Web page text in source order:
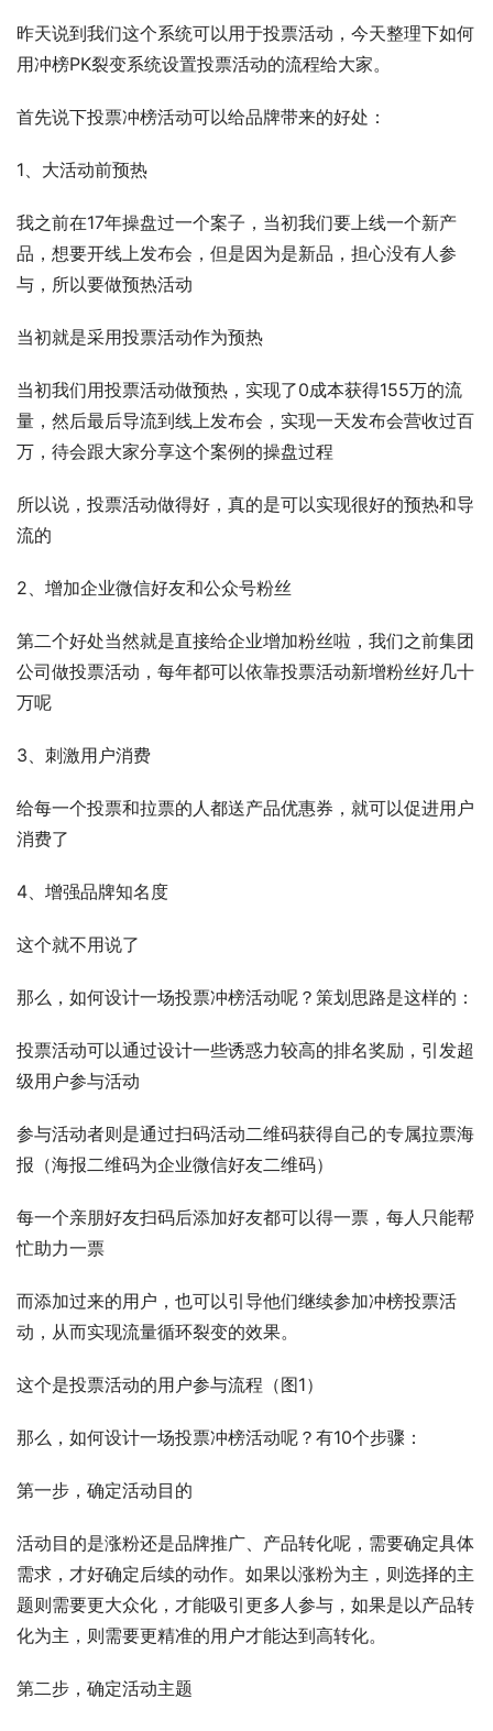
昨天说到我们这个系统可以用于投票活动，今天整理下如何
用冲榜PK裂变系统设置投票活动的流程给大家。
首先说下投票冲榜活动可以给品牌带来的好处：
1、大活动前预热
我之前在17年操盘过一个案子，当初我们要上线一个新产
品，想要开线上发布会，但是因为是新品，担心没有人参
与，所以要做预热活动
当初就是采用投票活动作为预热
当初我们用投票活动做预热，实现了0成本获得155万的流
量，然后最后导流到线上发布会，实现一天发布会营收过百
万，待会跟大家分享这个案例的操盘过程
所以说，投票活动做得好，真的是可以实现很好的预热和导
流的
2、增加企业微信好友和公众号粉丝
第二个好处当然就是直接给企业增加粉丝啦，我们之前集团
公司做投票活动，每年都可以依靠投票活动新增粉丝好几十
万呢
3、刺激用户消费
给每一个投票和拉票的人都送产品优惠券，就可以促进用户
消费了
4、增强品牌知名度
这个就不用说了
那么，如何设计一场投票冲榜活动呢？策划思路是这样的：
投票活动可以通过设计一些诱惑力较高的排名奖励，引发超
级用户参与活动
参与活动者则是通过扫码活动二维码获得自己的专属拉票海
报（海报二维码为企业微信好友二维码）
每一个亲朋好友扫码后添加好友都可以得一票，每人只能帮
忙助力一票
而添加过来的用户，也可以引导他们继续参加冲榜投票活
动，从而实现流量循环裂变的效果。
这个是投票活动的用户参与流程（图1）
那么，如何设计一场投票冲榜活动呢？有10个步骤：
第一步，确定活动目的
活动目的是涨粉还是品牌推广、产品转化呢，需要确定具体
需求，才好确定后续的动作。如果以涨粉为主，则选择的主
题则需要更大众化，才能吸引更多人参与，如果是以产品转
化为主，则需要更精准的用户才能达到高转化。
第二步，确定活动主题